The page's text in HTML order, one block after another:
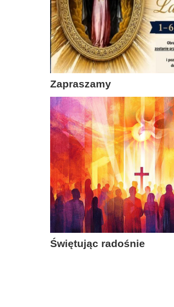
Zapraszamy
Świętując radośnie